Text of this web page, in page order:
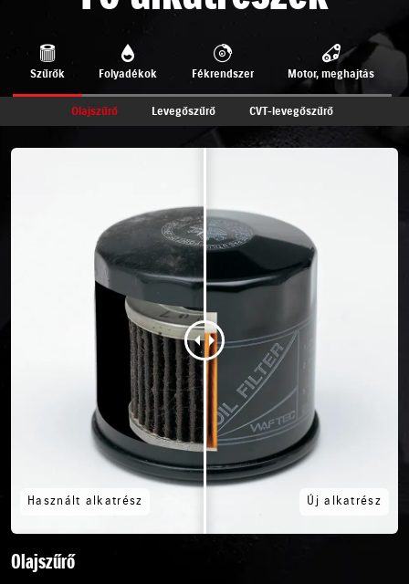
Szűrők Folyadékok Fékrendszer Motor, meghajtás
Olajszűrő Levegőszűrő CVT-levegőszűrő
Olajszűrő